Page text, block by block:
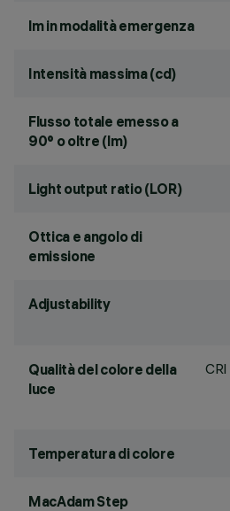
lm in modalità emergenza
Intensità massima (cd)
Flusso totale emesso a
90° o oltre (lm)
Light output ratio (LOR)
Ottica e angolo di
emissione
Adjustability
Qualità del colore della
luce
CRI
Temperatura di colore
MacAdam Step